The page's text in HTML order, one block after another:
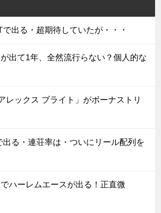
出る・超期待していたが・・・
出て1年、全然流行らない？個人的な
レックス ブライト」がボーナストリ
る・連荘率は・ついにリール配列を
ハーレムエースが出る！正直微